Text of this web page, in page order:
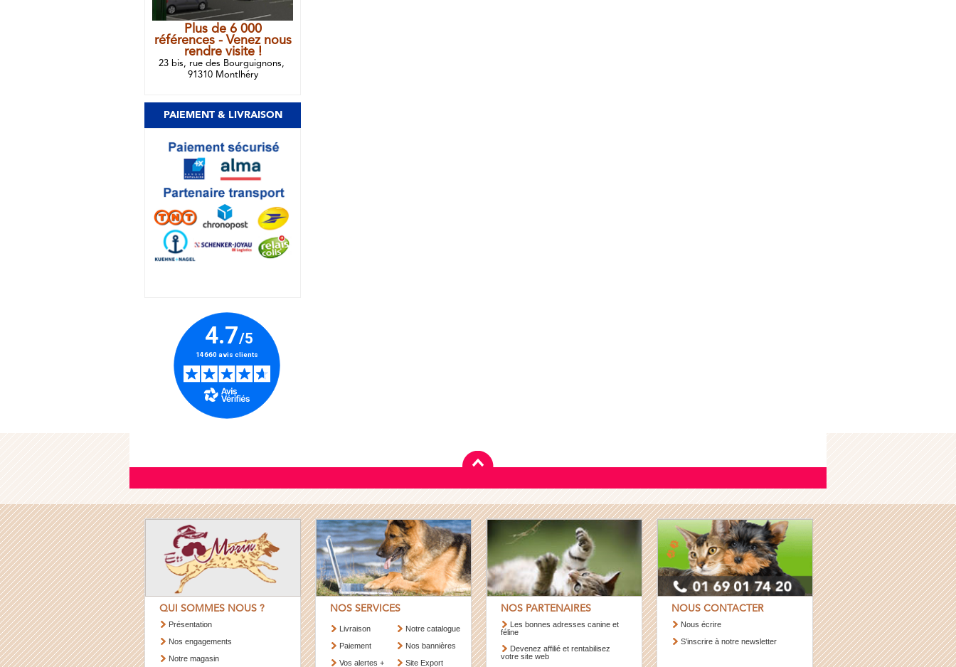
Plus de 6 000
références - Venez nous
rendre visite !
23 bis, rue des Bourguignons,
91310 Montlhéry
PAIEMENT & LIVRAISON
QUI SOMMES NOUS ?
Présentation
Nos engagements
Notre magasin
NOS SERVICES
Livraison
Paiement
Vos alertes +
Notre catalogue
Nos bannières
Site Export
NOS PARTENAIRES
Les bonnes adresses canine et
féline
Devenez affilié et rentabilisez
votre site web
NOUS CONTACTER
Nous écrire
S’inscrire à notre newsletter